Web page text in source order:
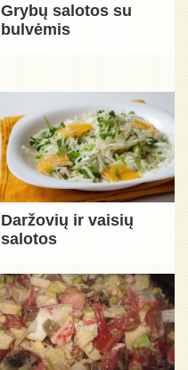
Grybų salotos su
bulvėmis
Daržovių ir vaisių
salotos